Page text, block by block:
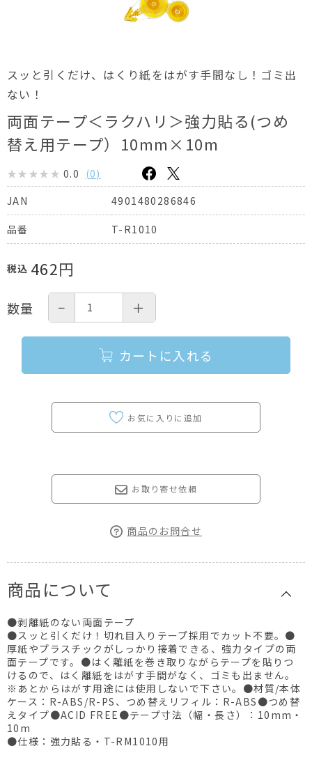
スッと引くだけ、はくり紙をはがす手間なし！ゴミ出
ない！
両面テープ＜ラクハリ＞強力貼る(つめ
替え用テープ）10mm×10m
0.0 (0)
JAN
4901480286846
品番 T-R1010
税込 462円
数量 − ＋
カートに入れる
お取り寄せ依頼
商品のお問合せ
商品について
●剥離紙のない両面テープ
●スッと引くだけ！切れ目入りテープ採用でカット不要。●
厚紙やプラスチックがしっかり接着できる、強力タイプの両
面テープです。●はく離紙を巻き取りながらテープを貼りつ
けるので、はく離紙をはがす手間がなく、ゴミも出ません。
※あとからはがす用途には使用しないで下さい。●材質/本体
ケース：R-ABS/R-PS、つめ替えリフィル：R-ABS●つめ替
えタイプ●ACID FREE●テープ寸法（幅・長さ）：10mm・
10m
●仕様：強力貼る・T-RM1010用